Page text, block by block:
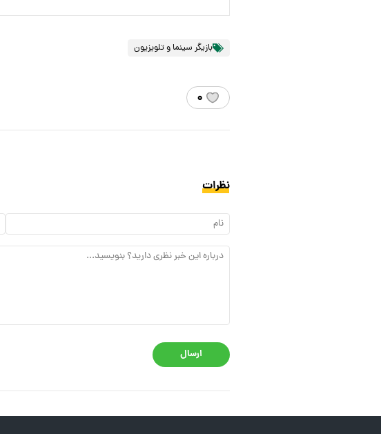
بازیگر سینما و تلویزیون
۰
نظرات
ارسال